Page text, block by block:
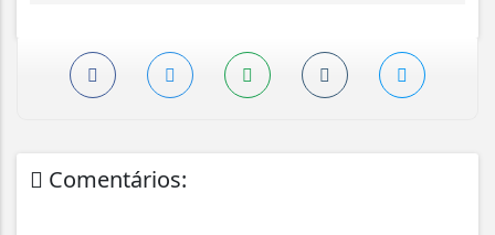
Comentários: